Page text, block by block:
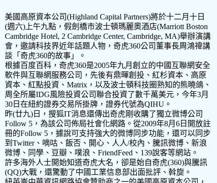
美國高原資本公司(Highland Capital Partners)將於十二月十日
(週六) 上午九點，假劍橋市波士頓瑪麗奧酒店(Marriott Boston
Cambridge Hotel, 2 Cambridge Center, Cambridge, MA)舉辦演講
會，邀請科技界近年話題人物，奇虎360公司董事長周鴻禕講
談「奇虎360的故事」。
根據百度百科，奇虎360是2005年九月創立的中國互聯網安全
軟件與互聯網服務公司，先後有鼎暉創投、紅杉資本、高原
資本、紅點投資、 Matrix ，以及波士頓科技圈熟知的熊曉鴿、
周全所屬IDG風險投資公司聯合投資了數千萬美元，今年3月
30 日在紐約證券交易所掛牌，證券代號為QIHU 。
昨(廿九) 日，搜狐IT消息還傳出奇虎剛收購了獨立微博公司
Follow 5 ，為該公司佈局社會化網路。從2009年8月 6 日開放註
冊的Follow 5 ，據說可支持強大的微博同步功能，還可以同步
到 Twitter、嘀咕、飯否、開心、人人/校內、騰訊微博、新浪
微博、同學、豆瓣、噗浪、 FriendFeed 、 139說客等網站。
許多海外人士開始知道奇虎大名，卻是始自奇虎(360)與騰訊
(QQ)大戰，還驚動了中國工業信息部出面批評、斡旋。